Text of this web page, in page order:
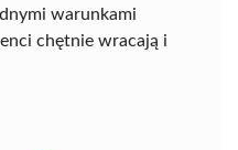
warunkami
chętnie wracają i